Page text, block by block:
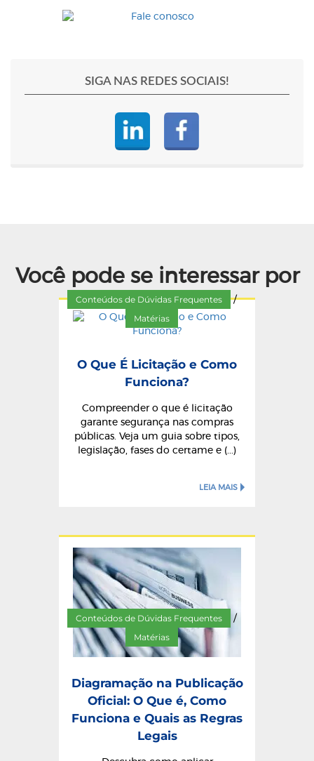
SIGA NAS REDES SOCIAIS!
Você pode se interessar por
Conteúdos de Dúvidas Frequentes /
Matérias
O Que É Licitação e Como
Funciona?
Compreender o que é licitação
garante segurança nas compras
públicas. Veja um guia sobre tipos,
legislação, fases do certame e (...)
LEIA MAIS
Conteúdos de Dúvidas Frequentes /
Matérias
Diagramação na Publicação
Oficial: O Que é, Como
Funciona e Quais as Regras
Legais